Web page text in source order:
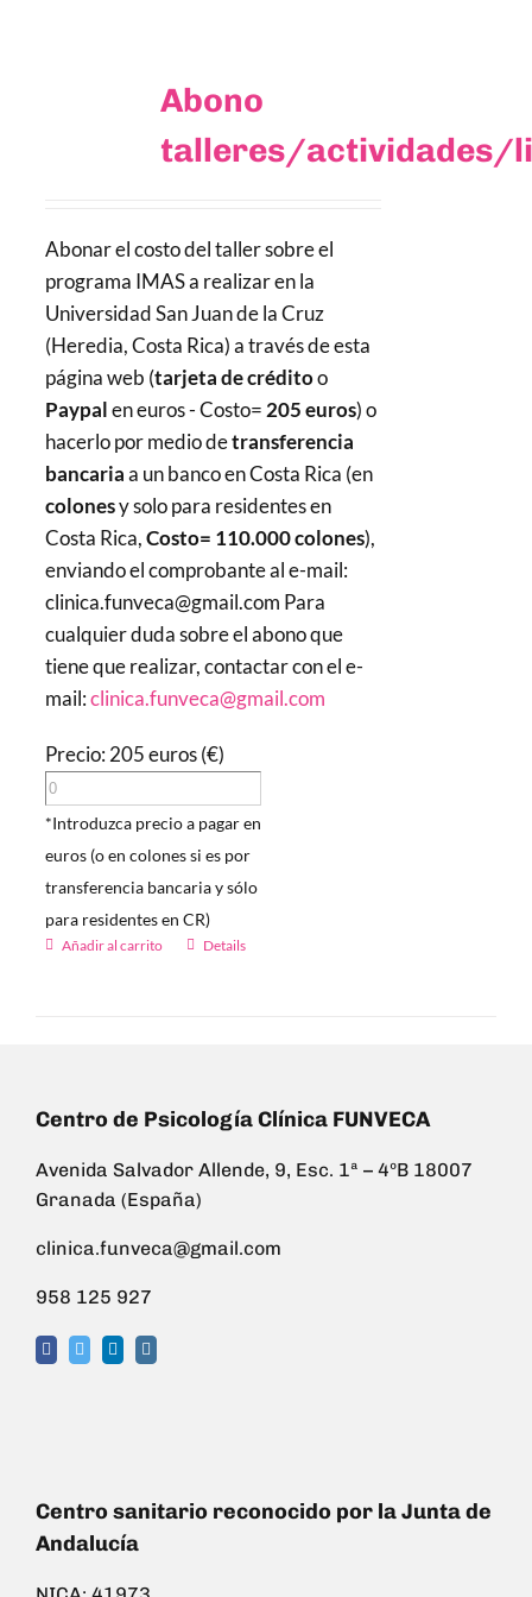
Abono
talleres/actividades/
Abonar el costo del taller sobre el
programa IMAS a realizar en la
Universidad San Juan de la Cruz
(Heredia, Costa Rica) a través de esta
página web (tarjeta de créditoo
Paypalen euros - Costo=205 euros) o
hacerlo por medio detransferencia
bancariaa un banco en Costa Rica (en
colonesy solo para residentes en
Costa Rica,Costo= 110.000 colones),
enviando el comprobante al e-mail:
clinica.funveca@gmail.com Para
cualquier duda sobre el abono que
tiene que realizar, contactar con el e-
mail:clinica.funveca@gmail.com
Precio: 205 euros (€)
*Introduzca precio a pagar en
euros (o en colones si es por
transferencia bancaria y sólo
para residentes en CR)
Añadir al carrito Details
Centro de Psicología Clínica FUNVECA
Avenida Salvador Allende, 9, Esc. 1ª – 4ºB 18007
Granada (España)
clinica.funveca@gmail.com
958 125 927
Centro sanitario reconocido por la Junta de
Andalucía